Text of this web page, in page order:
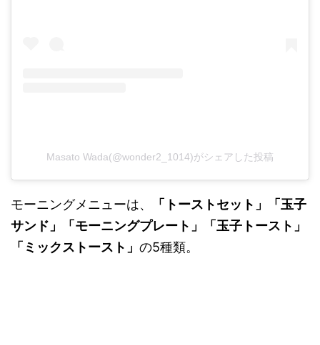
Masato Wada(@wonder2_1014)がシェアした投稿
モーニングメニューは、
「トーストセット」「玉子
サンド」「モーニングプレート」「玉子トースト」
「ミックストースト」 の5種類。